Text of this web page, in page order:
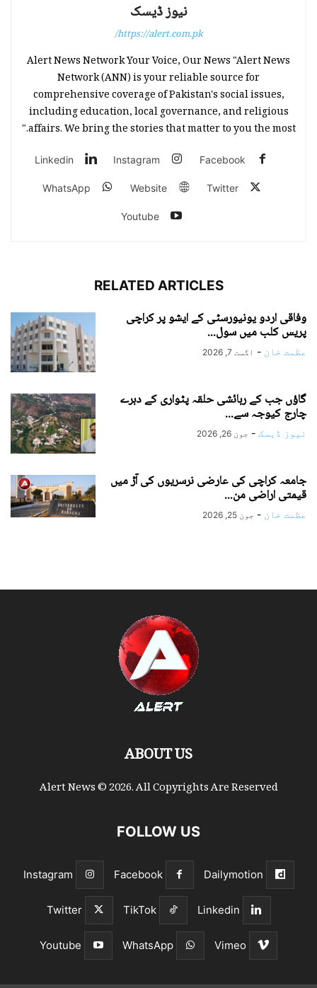
نیوز ڈیسک
https://alert.com.pk/
Alert News Network Your Voice, Our News "Alert News
Network (ANN) is your reliable source for
comprehensive coverage of Pakistan's social issues,
including education, local governance, and religious
affairs. We bring the stories that matter to you the most."
Facebook
Instagram
Linkedin
Twitter
Website
WhatsApp
Youtube
RELATED ARTICLES
وفاقی اردو یونیورسٹی کے ایشو پر کراچی
پریس کلب میں سول...
عظمت خان - اگست 7, 2026
گاؤں جب کے رہائشی حلقہ پٹواری کے دہرے
چارج کیوجہ سے...
نیوز ڈیسک - جون 26, 2026
جامعہ کراچی کی عارضی نرسریوں کی آڑ میں
قیمتی اراضی من...
عظمت خان - جون 25, 2026
ABOUT US
Alert News © 2026. All Copyrights Are Reserved
FOLLOW US
Dailymotion
Facebook
Instagram
Linkedin
TikTok
Twitter
Vimeo
WhatsApp
Youtube